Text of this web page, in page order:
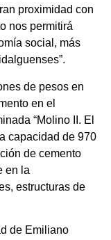
proximidad con
nos permitirá
social, más
de pesos en
en el
“Molino II. El
capacidad de 970
de cemento
en la
estructuras de
de Emiliano